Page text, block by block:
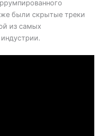
были скрытые треки
из самых